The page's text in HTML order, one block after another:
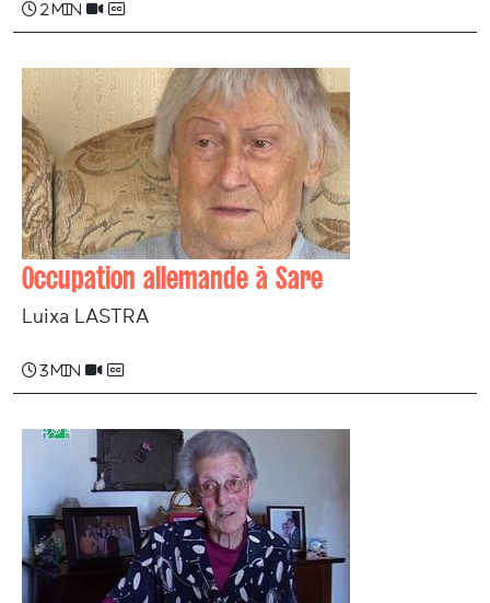
2 min
Occupation allemande à Sare
Luixa LASTRA
3 min